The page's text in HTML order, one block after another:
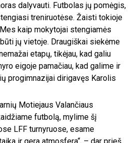
dalyvauti. Futbolas jų pomėgis,
treniruotėse. Žaisti tokioje
kaip mokytojai stengiamės
jų vietoje. Draugiškai siekėme
etapų, tikėjau, kad galiu
eigoje pamačiau, kad galime ir
progimnazijai dirigavęs Karolis
Motiejaus Valančiaus
futbolą, mylime šį
LFF turnyruose, esame